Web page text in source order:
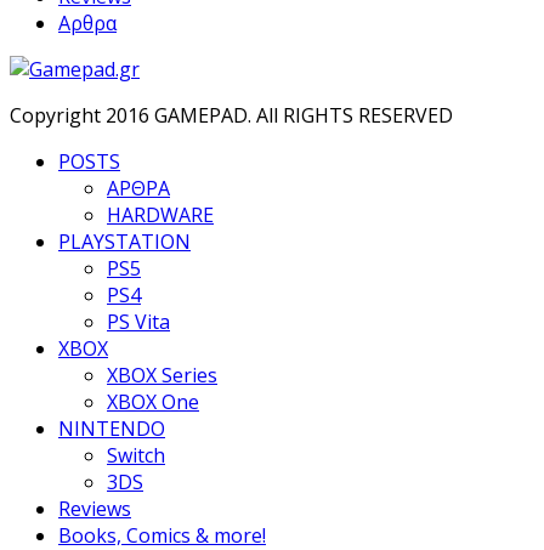
Αρθρα
Copyright 2016 GAMEPAD. All RIGHTS RESERVED
POSTS
ΑΡΘΡΑ
HARDWARE
PLAYSTATION
PS5
PS4
PS Vita
XBOX
XBOX Series
XBOX One
NINTENDO
Switch
3DS
Reviews
Books, Comics & more!